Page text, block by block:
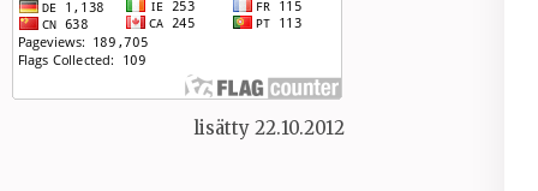
lisätty 22.10.2012